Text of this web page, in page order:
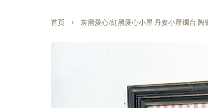
首頁 › 灰黑愛心/紅黑愛心小屋 丹麥小屋燭台 陶